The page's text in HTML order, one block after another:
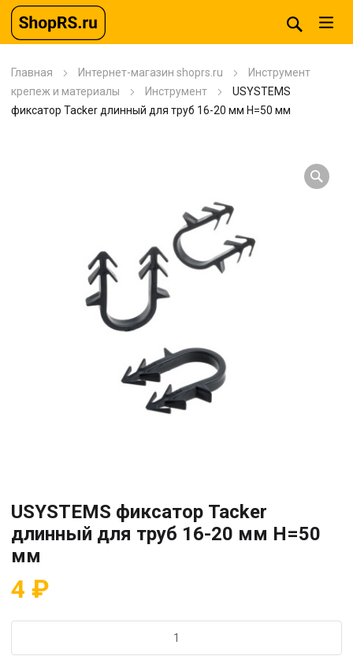
Главная Интернет-магазин shoprs.ru
Инструмент
крепеж и материалы
Инструмент
USYSTEMS
фиксатор Tacker длинный для труб 16-20 мм H=50 мм
USYSTEMS фиксатор Tacker
длинный для труб 16-20 мм H=50
мм
4 ₽